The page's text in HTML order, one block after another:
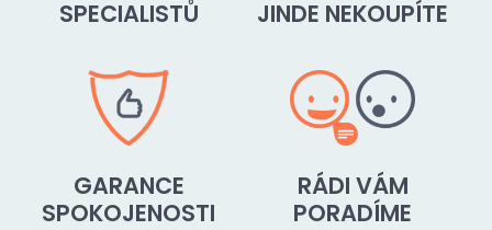
SPECIALISTŮ
JINDE NEKOUPÍTE
GARANCE
SPOKOJENOSTI
RÁDI VÁM
PORADÍME